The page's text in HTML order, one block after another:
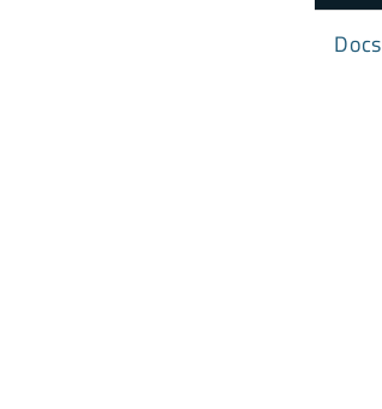
Docs